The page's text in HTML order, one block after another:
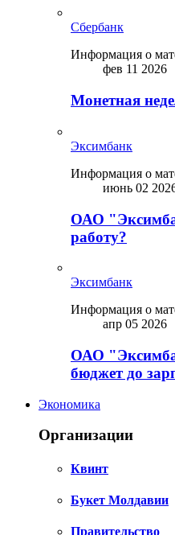
Сбербанк
Информация о
фев 11 2026
Монетная
Эксимбанк
Информация о
июнь 02
ОАО
работу?
Эксимбанк
Информация о
апр 05 2026
ОАО
бюджет до
Экономика
Организации
Квинт
Букет Молдавии
Правительство